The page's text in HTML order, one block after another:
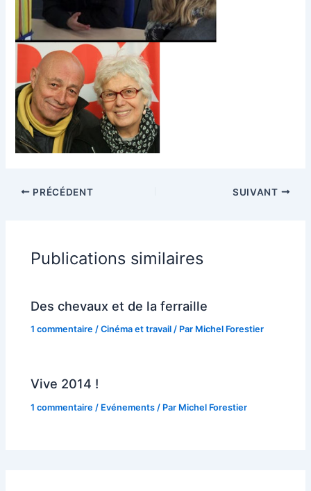
PRÉCÉDENT SUIVANT
Publications similaires
Des chevaux et de la ferraille
1 commentaire /Cinéma et travail / Par Michel Forestier
Vive 2014 !
1 commentaire / Evénements / Par Michel Forestier